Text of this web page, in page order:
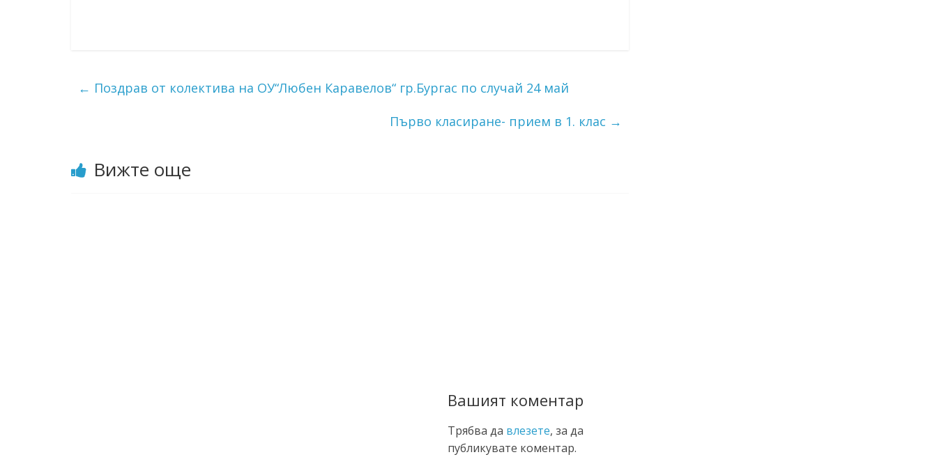
← Поздрав от колектива на ОУ“Любен Каравелов“ гр.Бургас по случай 24 май
Първо класиране- прием в 1. клас →
Вижте още
Вашият коментар
Трябва да влезете, за да
публикувате коментар.